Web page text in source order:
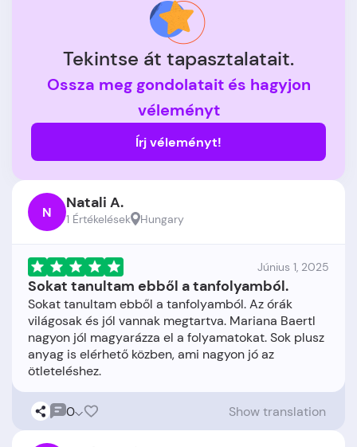
Tekintse át tapasztalatait.
Ossza meg gondolatait és hagyjon
véleményt
Írj véleményt!
N Natali A.
1 Értékelések Hungary
Június 1, 2025
Sokat tanultam ebből a tanfolyamból.
Sokat tanultam ebből a tanfolyamból. Az órák
világosak és jól vannak megtartva. Mariana Baertl
nagyon jól magyarázza el a folyamatokat. Sok plusz
anyag is elérhető közben, ami nagyon jó az
0 Show translation